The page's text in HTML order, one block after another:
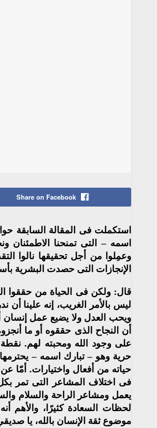
Share on Facebook
استكملت فى المقالة السابقة
اسمه – التى تمنحنا
وعمِلوا من أجل تحقيقها نالوا
الإنجازات التى حصدت البشرية
قال: ولكن فى الحياة من حققوا
ليس بالأمر الغريب، إنه علينا
ويحب العدل ولا يضيع عمل إنسان
أن النجاح الذى حققوه أو ما
على وجود الله ومحبته لهم.
حرية وهو – تبارك اسمه –
حياته من أفعال واختيارات. أمّا
فى اختلاف المشاعر التى تمر
يعمل ومشاعر الراحة والسلام
لحظات السعادة كثيرًا، والأهم
موضوع ثقة الإنسان بالله، يا